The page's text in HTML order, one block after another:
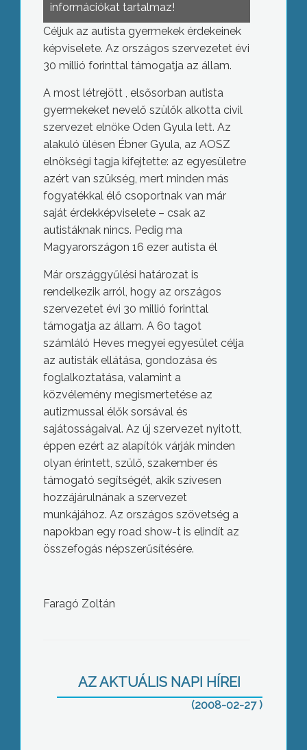
információkat tartalmaz!
Céljuk az autista gyermekek érdekeinek
képviselete. Az országos szervezetet évi
30 millió forinttal támogatja az állam.
A most létrejött , elsősorban autista
gyermekeket nevelő szülők alkotta civil
szervezet elnöke Oden Gyula lett. Az
alakuló ülésen Ébner Gyula, az AOSZ
elnökségi tagja kifejtette: az egyesületre
azért van szükség, mert minden más
fogyatékkal élő csoportnak van már
saját érdekképviselete – csak az
autistáknak nincs. Pedig ma
Magyarországon 16 ezer autista él
Már országgyűlési határozat is
rendelkezik arról, hogy az országos
szervezetet évi 30 millió forinttal
támogatja az állam. A 60 tagot
számláló Heves megyei egyesület célja
az autisták ellátása, gondozása és
foglalkoztatása, valamint a
közvélemény megismertetése az
autizmussal élők sorsával és
sajátosságaival. Az új szervezet nyitott,
éppen ezért az alapítók várják minden
olyan érintett, szülő, szakember és
támogató segítségét, akik szívesen
hozzájárulnának a szervezet
munkájához. Az országos szövetség a
napokban egy road show-t is elindít az
összefogás népszerűsítésére.
Faragó Zoltán
AZ AKTUÁLIS NAPI HÍREI
(2008-02-27 )
Gyöngyösoroszi hegyközség, mivel az